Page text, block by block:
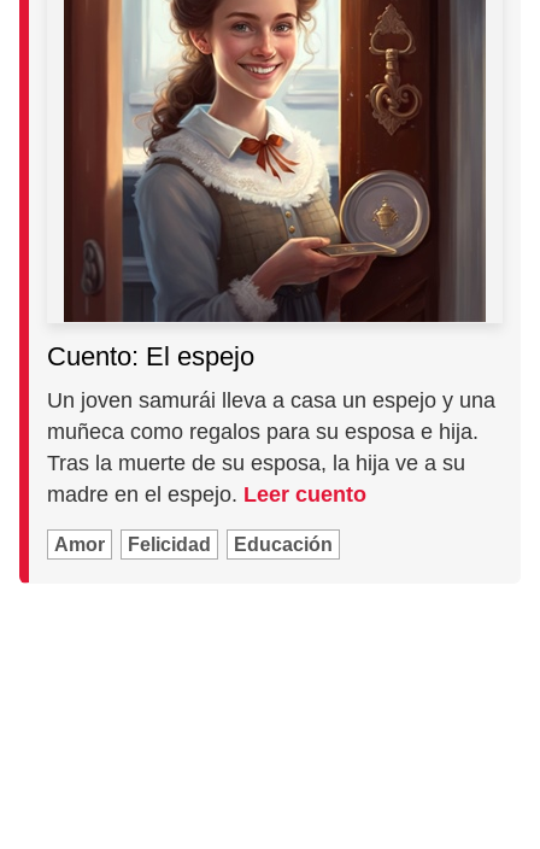
Cuento: El espejo
Un joven samurái lleva a casa un espejo y una
muñeca como regalos para su esposa e hija.
Tras la muerte de su esposa, la hija ve a su
madre en el espejo. Leer cuento
Amor Felicidad Educación